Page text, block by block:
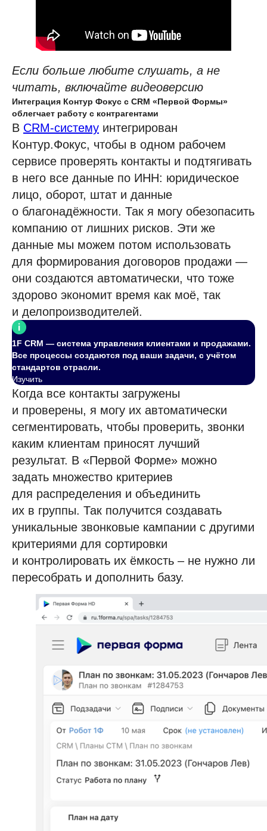
Если больше любите слушать, а не
читать, включайте видеоверсию
Интеграция Контур Фокус с CRM «Первой Формы»
облегчает работу с контрагентами
В CRM-систему интегрирован
Контур.Фокус, чтобы в одном рабочем
сервисе проверять контакты и подтягивать
в него все данные по ИНН: юридическое
лицо, оборот, штат и данные
о благонадёжности. Так я могу обезопасить
компанию от лишних рисков. Эти же
данные мы можем потом использовать
для формирования договоров продажи —
они создаются автоматически, что тоже
здорово экономит время как моё, так
и делопроизводителей.
1F CRM — система управления клиентами и продажами.
Все процессы создаются под ваши задачи, с учётом
стандартов отрасли.
Изучить
Когда все контакты загружены
и проверены, я могу их автоматически
сегментировать, чтобы проверить, звонки
каким клиентам приносят лучший
результат. В «Первой Форме» можно
задать множество критериев
для распределения и объединить
их в группы. Так получится создавать
уникальные звонковые кампании с другими
критериями для сортировки
и контролировать их ёмкость – не нужно ли
пересобрать и дополнить базу.